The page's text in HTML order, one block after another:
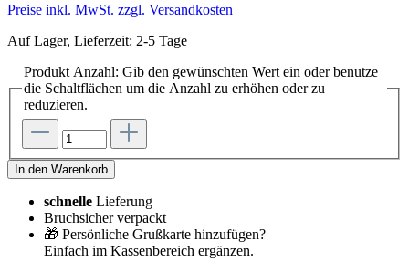
Preise inkl. MwSt. zzgl. Versandkosten
Auf Lager, Lieferzeit: 2-5 Tage
Produkt Anzahl: Gib den gewünschten Wert ein oder benutze
die Schaltflächen um die Anzahl zu erhöhen oder zu
reduzieren.
In den Warenkorb
schnelle Lieferung
Bruchsicher verpackt
🎁 Persönliche Grußkarte hinzufügen?
Einfach im Kassenbereich ergänzen.